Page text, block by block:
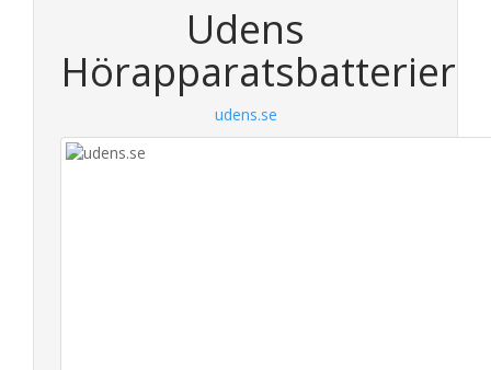
Udens
Hörapparatsbatterier
udens.se